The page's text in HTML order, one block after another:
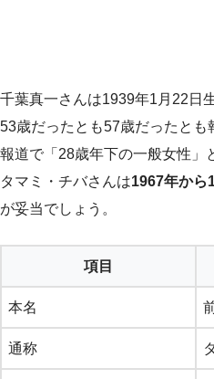
千葉真一さんは1939年1月22日
53歳だったとも57歳だったと
報道で「28歳年下の一般女性」
タマミ・チバさんは1967年から
が妥当でしょう。
項目
本名
通称